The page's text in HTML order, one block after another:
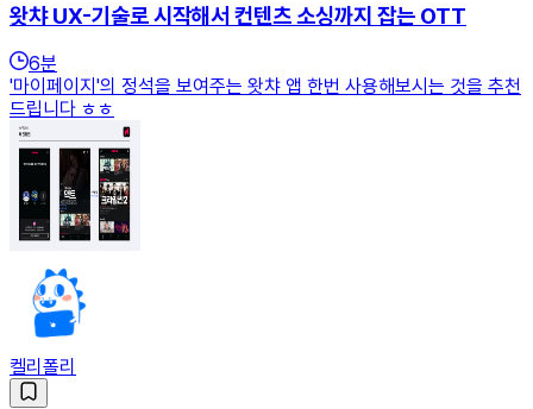
왓챠 UX-기술로 시작해서 컨텐츠 소싱까지 잡는 OTT
6분
'마이페이지'의 정석을 보여주는 왓챠 앱 한번 사용해보시는 것을 추천
드립니다 ㅎㅎ
켈리폴리